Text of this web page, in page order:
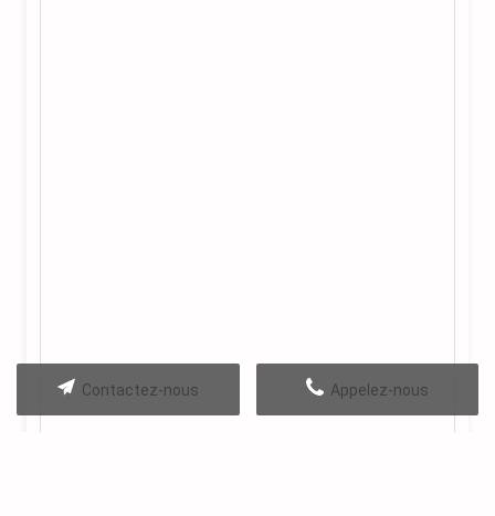
Appelez-nous
Contactez-nous